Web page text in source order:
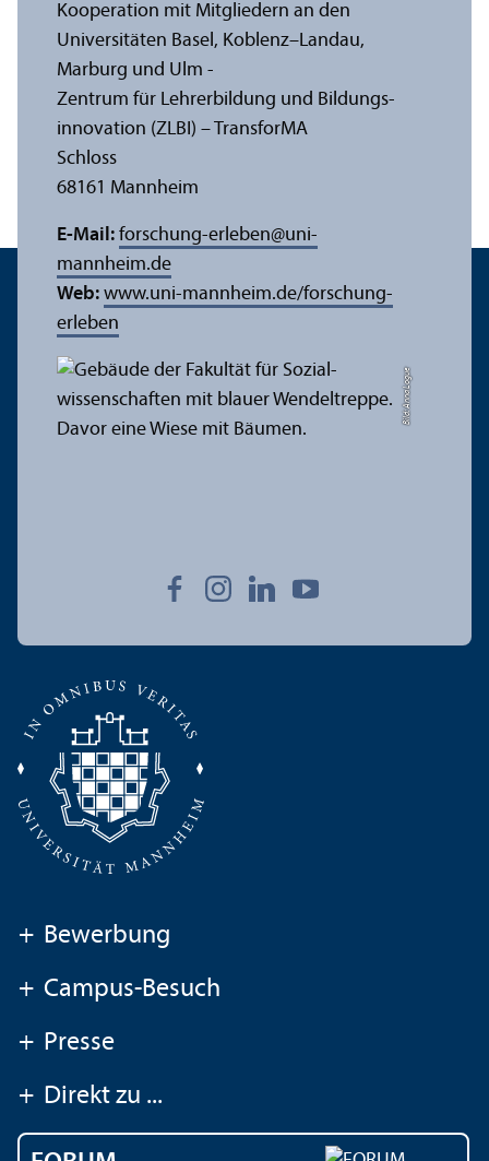
Bild: Anna Logue
Kooperation mit Mitgliedern an den
Universitäten Basel, Koblenz–Landau,
Marburg und Ulm -
Zentrum für Lehr­erbildung und Bildungs­
innovation (ZLBI) – Trans­forMA
Schloss
68161 Mannheim
E-Mail: forschung-erleben@uni-
mannheim.de
Web: www.uni-mannheim.de/forschung-
erleben
+ Bewerbung
+ Campus-Besuch
+ Presse
+ Direkt zu ...